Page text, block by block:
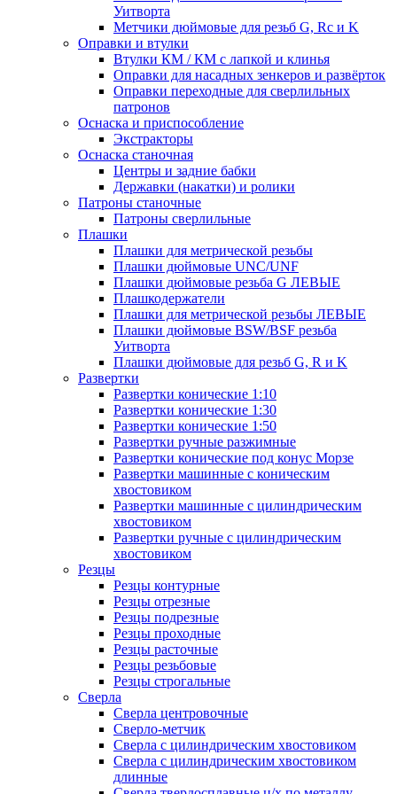
Уитворта
Метчики дюймовые для резьб G, Rc и K
Оправки и втулки
Втулки КМ / КМ с лапкой и клинья
Оправки для насадных зенкеров и развёрток
Оправки переходные для сверлильных
патронов
Оснаска и приспособление
Экстракторы
Оснаска станочная
Центры и задние бабки
Державки (накатки) и ролики
Патроны станочные
Патроны сверлильные
Плашки
Плашки для метрической резьбы
Плашки дюймовые UNC/UNF
Плашки дюймовые резьба G ЛЕВЫЕ
Плашкодержатели
Плашки для метрической резьбы ЛЕВЫЕ
Плашки дюймовые BSW/BSF резьба
Уитворта
Плашки дюймовые для резьб G, R и K
Развертки
Развертки конические 1:10
Развертки конические 1:30
Развертки конические 1:50
Развертки ручные разжимные
Развертки конические под конус Морзе
Развертки машинные с коническим
хвостовиком
Развертки машинные с цилиндрическим
хвостовиком
Развертки ручные с цилиндрическим
хвостовиком
Резцы
Резцы контурные
Резцы отрезные
Резцы подрезные
Резцы проходные
Резцы расточные
Резцы резьбовые
Резцы строгальные
Сверла
Сверла центровочные
Сверло-метчик
Сверла с цилиндрическим хвостовиком
Сверла с цилиндрическим хвостовиком
длинные